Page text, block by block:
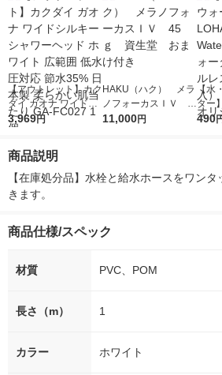
【アウトレット】カク
ダイ ガオナ ワイドシ
ルキーシャワーヘッド
製 柔らかい肌当たり
GA-FC027 1個
3,969円
HAKU（ハク） メラ
ノフォーカスＩＶ 4
5ｇ 資生堂 おまけ
11,000円
【水
ター
r（ロ
490
商品説明
【在庫処分品】水栓と給水ホースをワン
きます。
商品仕様/スペック
材質 PVC、POM
長さ（m） 1
カラー ホワイト